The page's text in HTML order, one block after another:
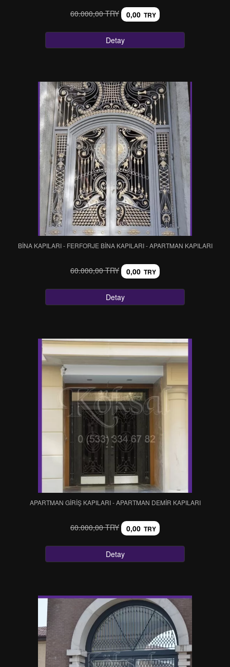
60.000,00 TRY 0,00 TRY
Detay
BİNA KAPILARI - FERFORJE BİNA KAPILARI - APARTMAN KAPILARI
60.000,00 TRY 0,00 TRY
Detay
APARTMAN GİRİŞ KAPILARI - APARTMAN DEMİR KAPILARI
60.000,00 TRY 0,00 TRY
Detay